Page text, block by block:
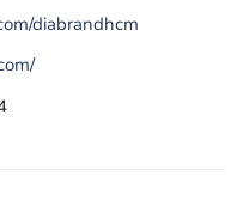
diabrandhcm